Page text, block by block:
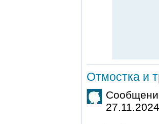
Отмостка и